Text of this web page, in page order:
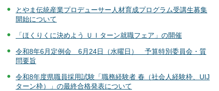
とやま伝統産業プロデューサー人材育成プログラム受講生募集
開始について
「ほくりくに決めよう ＵＩターン就職フェア」の開催
令和8年6月定例会 6月24日（水曜日） 予算特別委員会・質
問要旨
令和8年度県職員採用試験「職務経験者 春（社会人経験枠、UIJ
ターン枠）」の最終合格発表について